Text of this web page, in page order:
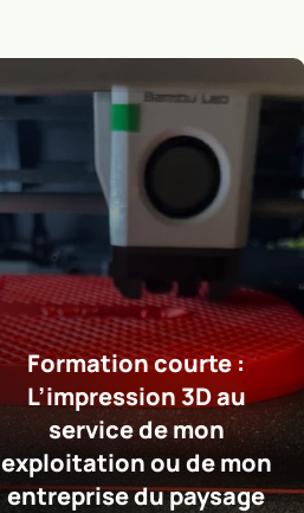
Formation courte
: Single Rope technique
(SRT)